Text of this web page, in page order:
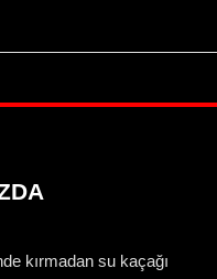
kırmadan su kaçağı